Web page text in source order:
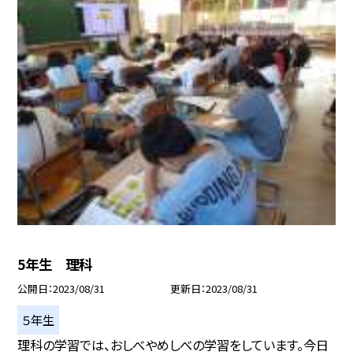
5年生 理科
公開日 2023/08/31 更新日 2023/08/31
５年生
理科の学習では、おしべやめしべの学習をしています。今日